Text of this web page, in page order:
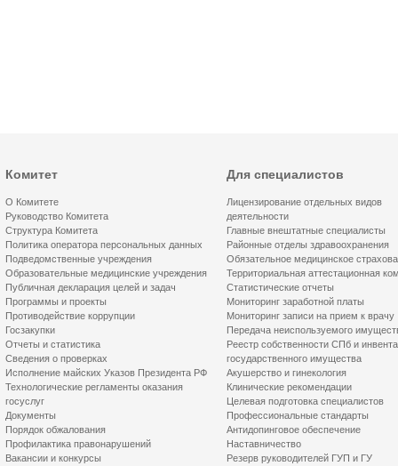
Комитет
О Комитете
Руководство Комитета
Структура Комитета
Политика оператора персональных данных
Подведомственные учреждения
Образовательные медицинские учреждения
Публичная декларация целей и задач
Программы и проекты
Противодействие коррупции
Госзакупки
Отчеты и статистика
Сведения о проверках
Исполнение майских Указов Президента РФ
Технологические регламенты оказания
госуслуг
Документы
Порядок обжалования
Профилактика правонарушений
Вакансии и конкурсы
Для специалистов
Лицензирование отдельных видов
деятельности
Главные внештатные специалисты
Районные отделы здравоохранения
Обязательное медицинское
Территориальная аттестационная
Статистические отчеты
Мониторинг заработной платы
Мониторинг записи на прием к врачу
Передача неиспользуемого
Реестр собственности СПб и
государственного имущества
Акушерство и гинекология
Клинические рекомендации
Целевая подготовка специалистов
Профессиональные стандарты
Антидопинговое обеспечение
Наставничество
Резерв руководителей ГУП и ГУ